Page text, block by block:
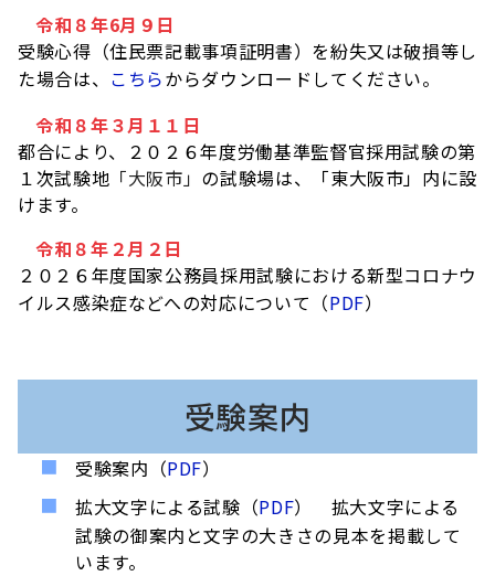
令和８年6月９日
受験心得（住民票記載事項証明書）を紛失又は破損等し
た場合は、 こちらからダウンロードしてください。
令和８年３月１１日
都合により、２０２６年度労働基準監督官採用試験の第
１次試験地 「大阪市」 の試験場は、「東大阪市」内に設
けます。
令和８年２月２日
２０２６年度国家公務員採用試験における新型コロナウ
イルス感染症などへの対応について（PDF）
受験案内
受験案内（PDF）
拡大文字による試験（PDF） 拡大文字による
試験の御案内と文字の大きさの見本を掲載して
います。